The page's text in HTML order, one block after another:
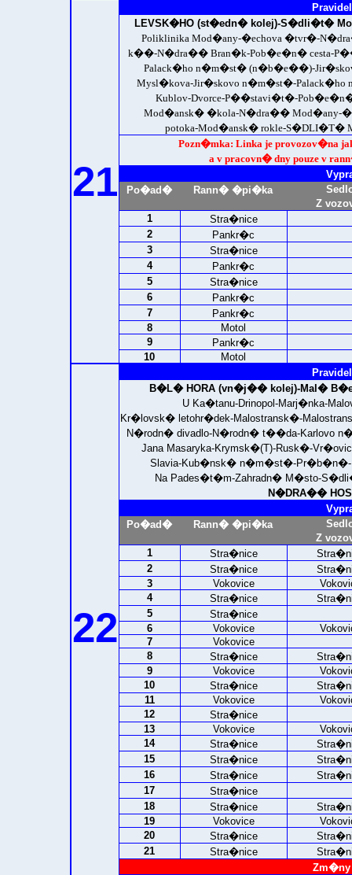
21
LEVSK�HO (st�edn� kolej)-S�dli�t�
Poliklinika Mod�any-�echova �tvr�-
k��-N�dra�� Bran�k-Pob�e�n� cesta-
Palack�ho n�m�st� (n�b�e��)-
Mysl�kova-Jir�skovo n�m�st�-
Kublov-Dvorce-P��stavi�t�-
Mod�ansk� �kola-N�dra�� Mod�any-
potoka-Mod�ansk� rokle-S�DLI�T�
Pozn�mka: Linka je provozov�na
a v pracovn� dny pouze v
Po�ad�
Rann� �pi�ka
Z
1
Stra�nice
2
Pankr�c
3
Stra�nice
4
Pankr�c
5
Stra�nice
6
Pankr�c
7
Pankr�c
8
Motol
9
Pankr�c
10
Motol
22
B�L� HORA (vn�j�� kolej)-Mal�
U Ka�tanu-Drinopol-Marj�nka-
Kr�lovsk� letohr�dek-Malostransk�-
N�rodn� divadlo-N�rodn� t��da-
Jana Masaryka-Krymsk�(T)-Rusk�-
Slavia-Kub�nsk� n�m�st�-Pr�b�n�-
Na Pades�t�m-Zahradn� M�sto-
N�DRA��
Po�ad�
Rann� �pi�ka
Z
1
Stra�nice
2
Stra�nice
3
Vokovice
4
Stra�nice
5
Stra�nice
6
Vokovice
7
Vokovice
8
Stra�nice
9
Vokovice
10
Stra�nice
11
Vokovice
12
Stra�nice
13
Vokovice
14
Stra�nice
15
Stra�nice
16
Stra�nice
17
Stra�nice
18
Stra�nice
19
Vokovice
20
Stra�nice
21
Stra�nice
Zm�ny